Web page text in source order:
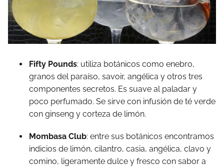
Fifty Pounds: utiliza botánicos como enebro,
granos del paraíso, savoir, angélica y otros tres
componentes secretos. Es suave al paladar y
poco perfumado. Se sirve con infusión de té verde
con ginseng y corteza de limón.
Mombasa Club: entre sus botánicos encontramos
indicios de limón, cilantro, casia, angélica, clavo y
comino, ligeramente dulce y fresco con sabor a